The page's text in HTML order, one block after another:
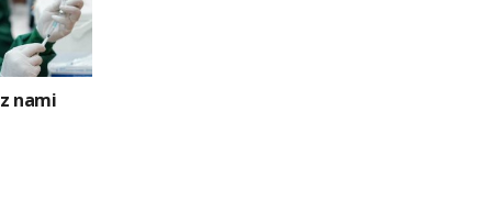
nami